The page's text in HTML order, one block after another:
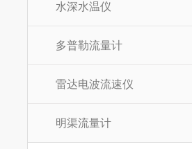
水深水温仪
多普勒流量计
雷达电波流速仪
明渠流量计